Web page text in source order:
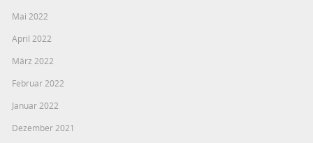
Mai 2022
April 2022
März 2022
Februar 2022
Januar 2022
Dezember 2021